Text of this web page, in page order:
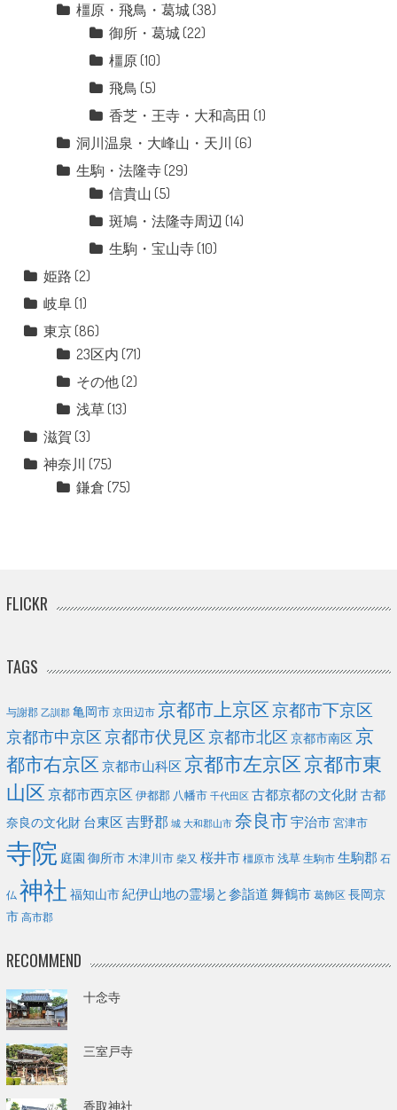
橿原・飛鳥・葛城(38)
御所・葛城(22)
橿原(10)
飛鳥 (5)
香芝・王寺・大和高田 (1)
洞川温泉・大峰山・天川 (6)
生駒・法隆寺(29)
信貴山 (5)
斑鳩・法隆寺周辺 (14)
生駒・宝山寺(10)
姫路 (2)
岐阜(1)
東京(86)
23区内 (71)
その他(2)
浅草(13)
滋賀 (3)
神奈川 (75)
鎌倉 (75)
FLICKR
TAGS
与謝郡 乙訓郡 亀岡市 京田辺市 京都市上京区京都市下京区
京都市中京区京都市伏見区京都市北区 京都市南区 京
都市右京区 京都市山科区 京都市左京区京都市東
山区京都市西京区 伊都郡 八幡市 千代田区 古都京都の文化財古都
奈良の文化財 台東区 吉野郡 城 大和郡山市 奈良市宇治市 宮津市
寺院 庭園 御所市 木津川市 柴又 桜井市 橿原市 浅草 生駒市 生駒郡 石
仏 神社 福知山市紀伊山地の霊場と参詣道 舞鶴市 葛飾区 長岡京
市 高市郡
RECOMMEND
十念寺
三室戸寺
香取神社